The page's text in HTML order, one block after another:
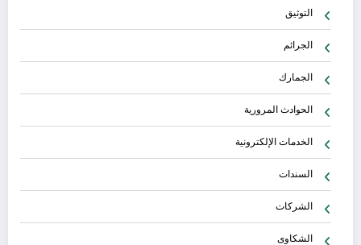
التوثيق
الجرائم
الجمارك
الحوادث المرورية
الخدمات الإلكترونية
السندات
الشركات
الشكاوى